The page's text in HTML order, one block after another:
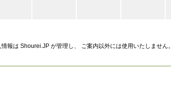
報は Shourei.JP が管理し、 ご案内以外には使用いたしません。